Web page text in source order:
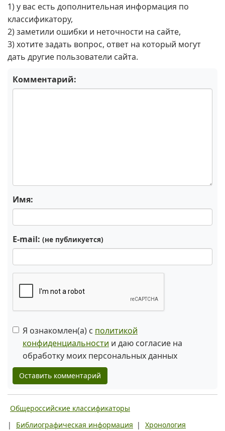
1) у вас есть дополнительная информация по
классификатору,
2) заметили ошибки и неточности на сайте,
3) хотите задать вопрос, ответ на который могут
дать другие пользователи сайта.
Комментарий:
Имя:
E-mail: (не публикуется)
Я ознакомлен(а) с политикой
конфиденциальности и даю согласие на
обработку моих персональных данных
Оставить комментарий
Общероссийские классификаторы
|
Библиографическая информация | Хронология